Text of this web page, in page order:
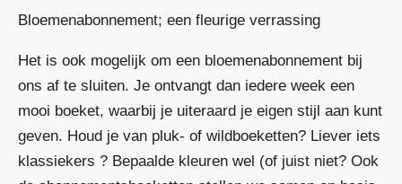
Bloemenabonnement; een fleurige verrassing
Het is ook mogelijk om een bloemenabonnement bij
ons af te sluiten. Je ontvangt dan iedere week een
mooi boeket, waarbij je uiteraard je eigen stijl aan kunt
geven. Houd je van pluk- of wildboeketten? Liever iets
klassiekers ? Bepaalde kleuren wel (of juist niet? Ook